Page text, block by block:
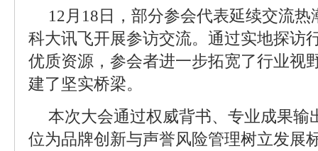
12月18日，部分参会代表延续交流
科大讯飞开展参访交流。通过实地探访
优质资源，参会者进一步拓宽了行业视
建了坚实桥梁。
本次大会通过权威背书、专业成果输
位为品牌创新与声誉风险管理树立发展